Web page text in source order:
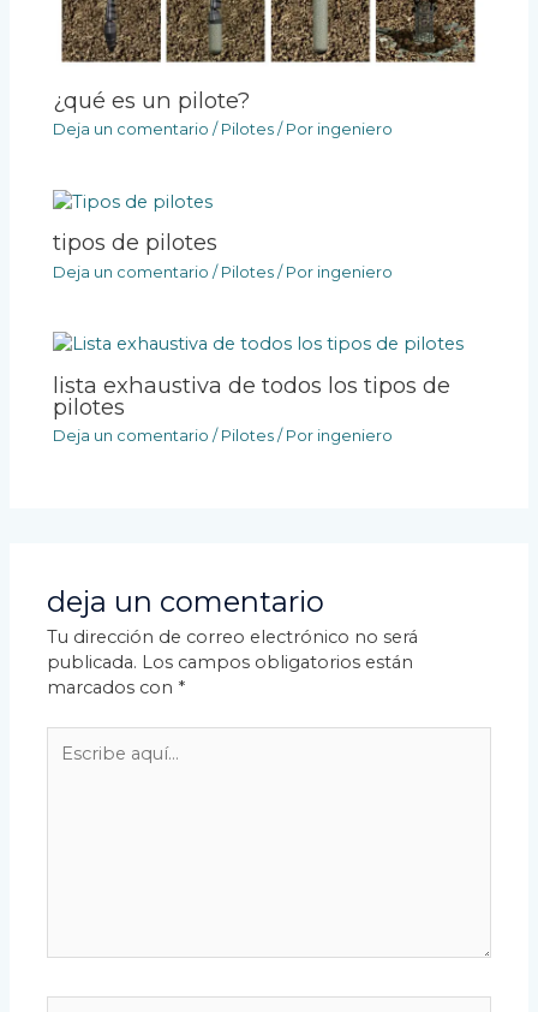
¿qué es un pilote?
Deja un comentario / Pilotes / Por ingeniero
tipos de pilotes
Deja un comentario / Pilotes / Por ingeniero
lista exhaustiva de todos los tipos de
pilotes
Deja un comentario / Pilotes / Por ingeniero
deja un comentario
Tu dirección de correo electrónico no será
publicada. Los campos obligatorios están
marcados con *
aquí...